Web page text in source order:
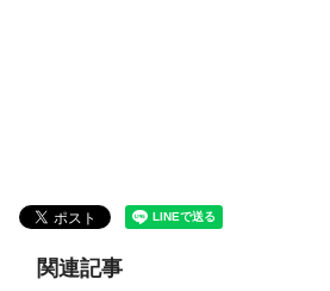
関連記事